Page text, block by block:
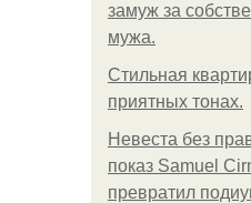
замуж за
мужа.
Стильная
приятных тонах.
Невеста без
показ Samuel
превратил